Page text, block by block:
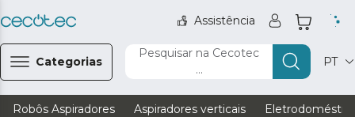
Assistência
Categorias
Pesquisar na Cecotec
...
PT
Robôs Aspiradores Aspiradores verticais